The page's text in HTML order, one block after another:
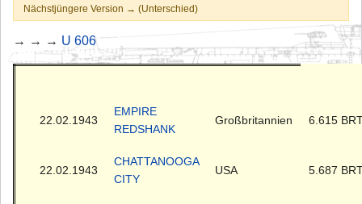
Nächstjüngere Version → (Unterschied)
→ → → U 606
22.02.1943
EMPIRE
REDSHANK
Großbritannien 6.615
22.02.1943
CHATTANOOGA
CITY
USA 5.687